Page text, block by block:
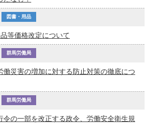
図書・用品
等価格改定について
群馬労働局
働災害の増加に対する防止対策の徹底につ
群馬労働局
令の一部を改正する政令、労働安全衛生規